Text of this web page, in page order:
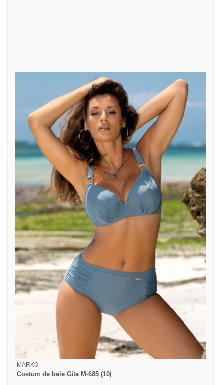
MARKO
Costum de baie Gita M-685 (10)